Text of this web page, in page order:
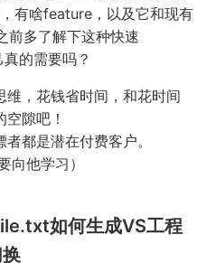
有啥feature，以及它和现有
前多了解下这种快速
的需要吗？
，花钱省时间，和花时间
隙吧！
都是潜在付费客户。
向他学习）
如何生成VS工程